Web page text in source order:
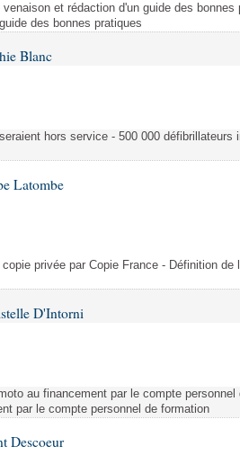
et rédaction d'un guide des bonnes
des bonnes pratiques
Blanc
hors service - 500 000 défibrillateurs
Latombe
privée par Copie France - Définition de
D'Intorni
au financement par le compte personnel
par le compte personnel de formation
Descoeur